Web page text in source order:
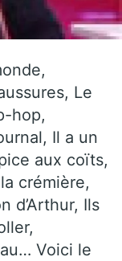
Le
hop,
Il a un
aux coïts,
crémière,
d’Arthur, Ils
Voici le